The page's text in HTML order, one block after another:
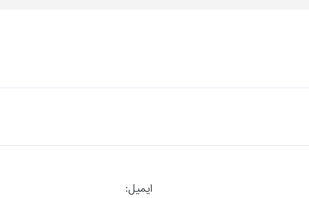
ایمیل: